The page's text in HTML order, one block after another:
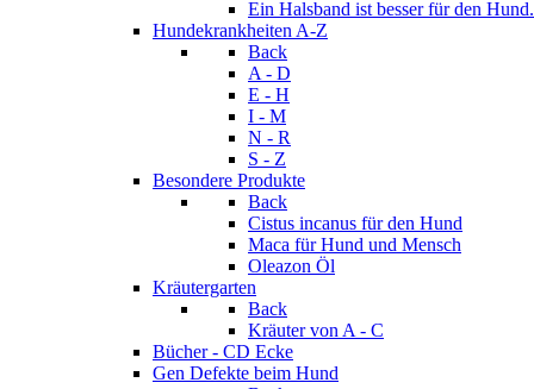
Ein Halsband ist besser für den
Hundekrankheiten A-Z
Back
A - D
E - H
I - M
N - R
S - Z
Besondere Produkte
Back
Cistus incanus für den Hund
Maca für Hund und Mensch
Oleazon Öl
Kräutergarten
Back
Kräuter von A - C
Bücher - CD Ecke
Gen Defekte beim Hund